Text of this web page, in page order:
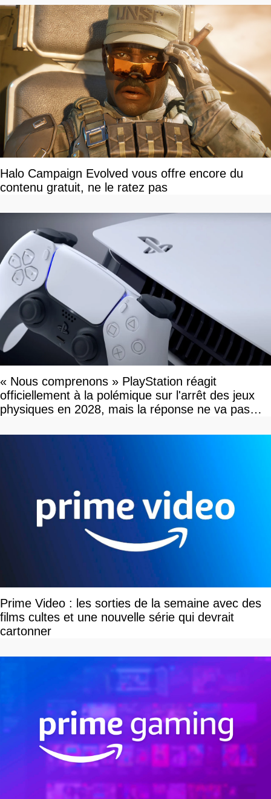
Halo Campaign Evolved vous offre encore du
contenu gratuit, ne le ratez pas
« Nous comprenons » PlayStation réagit
officiellement à la polémique sur l'arrêt des jeux
physiques en 2028, mais la réponse ne va pas
Prime Video : les sorties de la semaine avec des
films cultes et une nouvelle série qui devrait
cartonner